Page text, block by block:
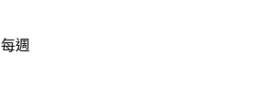
每週